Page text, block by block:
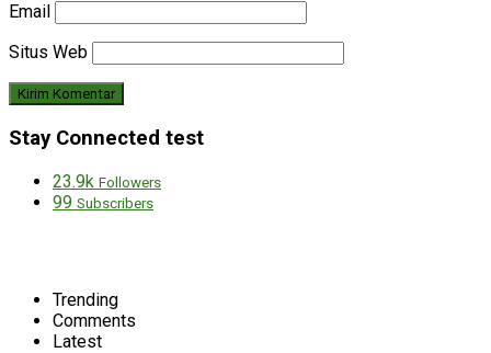
Email
Situs Web
Stay Connected test
23.9k Followers
99 Subscribers
Trending
Comments
Latest